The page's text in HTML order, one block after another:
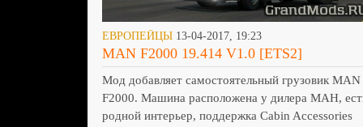
ЕВРОПЕЙЦЫ 13-04-2017, 19:23
MAN F2000 19.414 V1.0 [ETS2]
Мод добавляет самостоятельный грузовик MAN
F2000. Машина расположена у дилера МАН,
родной интерьер, поддержка Cabin Accessories